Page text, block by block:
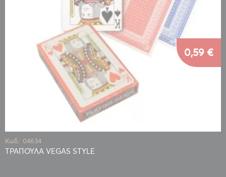
Κωδ.: 04634
ΤΡΑΠΟΥΛΑ VEGAS STYLE
0,59 €